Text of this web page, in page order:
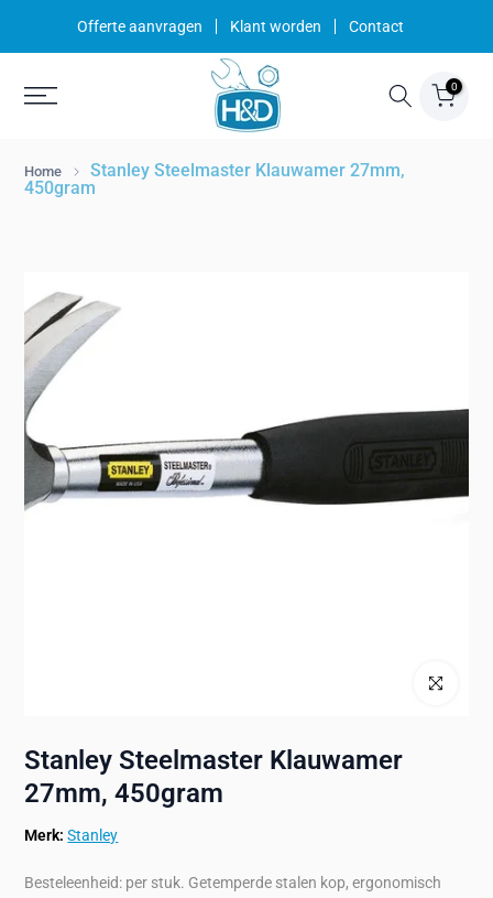
Offerte aanvragen Klant worden Contact
0
Home
Stanley Steelmaster Klauwamer 27mm,
450gram
Klik om te
Stanley Steelmaster Klauwamer
27mm, 450gram
Merk: Stanley
Besteleenheid: per stuk. Getemperde stalen kop, ergonomisch